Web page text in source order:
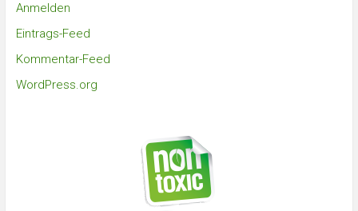
Anmelden
Eintrags-Feed
Kommentar-Feed
WordPress.org